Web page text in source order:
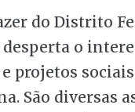
do Distrito
o
projetos
São diversas